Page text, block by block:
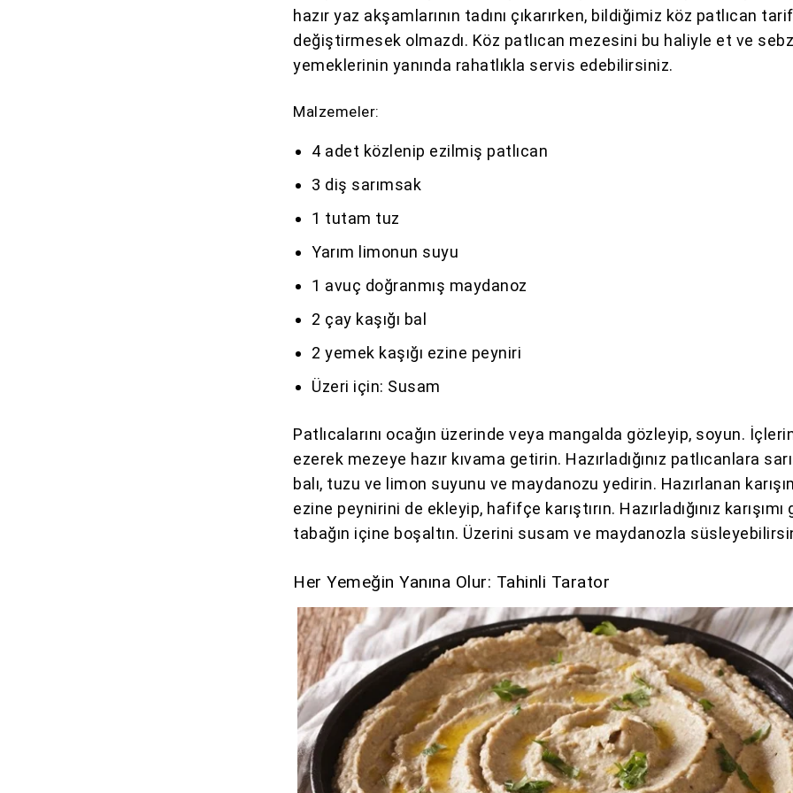
hazır yaz akşamlarının tadını çıkarırken, bildiğimiz köz patlıcan
değiştirmesek olmazdı. Köz patlıcan mezesini bu haliyle et ve
yemeklerinin yanında rahatlıkla servis edebilirsiniz.
Malzemeler:
4 adet közlenip ezilmiş patlıcan
3 diş sarımsak
1 tutam tuz
Yarım limonun suyu
1 avuç doğranmış maydanoz
2 çay kaşığı bal
2 yemek kaşığı ezine peyniri
Üzeri için: Susam
Patlıcalarını ocağın üzerinde veya mangalda gözleyip, soyun.
ezerek mezeye hazır kıvama getirin. Hazırladığınız patlıcanlara
balı, tuzu ve limon suyunu ve maydanozu yedirin. Hazırlanan
ezine peynirini de ekleyip, hafifçe karıştırın. Hazırladığınız
tabağın içine boşaltın. Üzerini susam ve maydanozla
Her Yemeğin Yanına Olur: Tahinli Tarator